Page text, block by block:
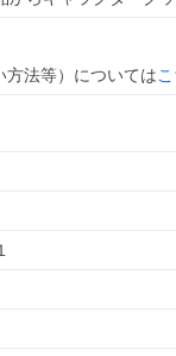
法等）については